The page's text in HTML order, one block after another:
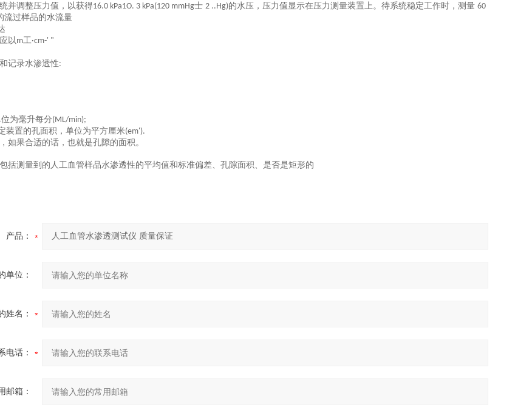
并调整压力值，以获得16.0 kPa1O. 3 kPa(120 mmHg士 2 ..Hg)的水压，压力值显示在压力测量装置上。待系统稳定工作时，测量 60
流过样品的水流量
以m工·cm-' "
记录水渗透性:
为毫升每分(ML/min);
装置的孔面积，单位为平方厘米(em').
如果合适的话，也就是孔隙的面积。
括测量到的人工血管样品水渗透性的平均值和标准偏差、孔隙面积、是否是矩形的
产品：
单位：
姓名：
电话：
邮箱：